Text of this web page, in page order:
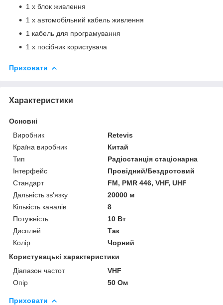
1 x блок живлення
1 х автомобільний кабель живлення
1 кабель для програмування
1 х посібник користувача
Приховати
Характеристики
Основні
Виробник
Retevis
Країна виробник
Китай
Тип
Радіостанція стаціонарна
Інтерфейс
Провідний/Бездротовий
Стандарт
FM, PMR 446, VHF, UHF
Дальність зв'язку
20000 м
Кількість каналів
8
Потужність
10 Вт
Дисплей
Так
Колір
Чорний
Користувацькі характеристики
Діапазон частот
VHF
Опір
50 Ом
Приховати